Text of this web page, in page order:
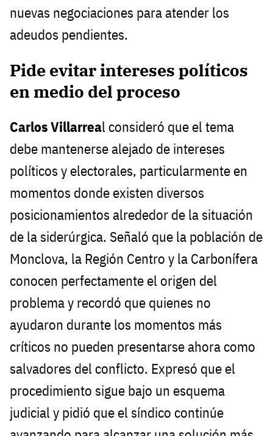
nuevas negociaciones para atender los
adeudos pendientes.
Pide evitar intereses políticos
en medio del proceso
Carlos Villarreal consideró que el tema
debe mantenerse alejado de intereses
políticos y electorales, particularmente en
momentos donde existen diversos
posicionamientos alrededor de la situación
de la siderúrgica. Señaló que la población de
Monclova, la Región Centro y la Carbonífera
conocen perfectamente el origen del
problema y recordó que quienes no
ayudaron durante los momentos más
críticos no pueden presentarse ahora como
salvadores del conflicto. Expresó que el
procedimiento sigue bajo un esquema
judicial y pidió que el síndico continúe